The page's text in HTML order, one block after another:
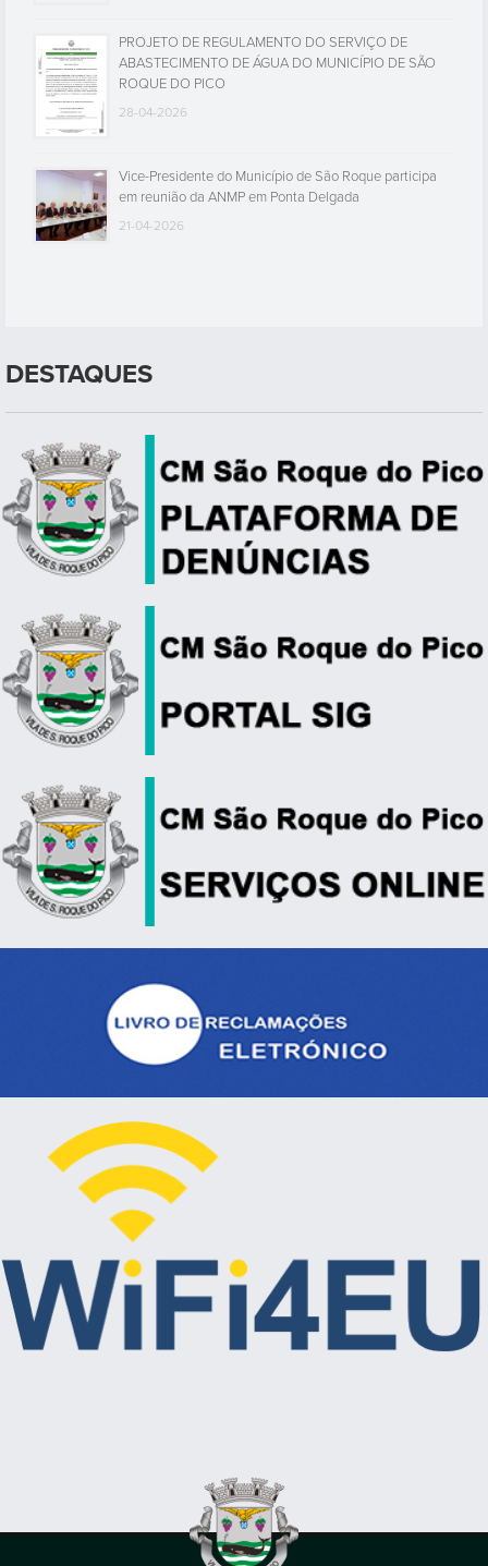
PROJETO DE REGULAMENTO DO SERVIÇO DE
ABASTECIMENTO DE ÁGUA DO MUNICÍPIO DE SÃO
ROQUE DO PICO
28-04-2026
Vice-Presidente do Município de São Roque participa
em reunião da ANMP em Ponta Delgada
21-04-2026
DESTAQUES